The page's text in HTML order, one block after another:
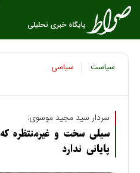
سیاست سیاسی
سردار سید مجید موسوی:
سیلی سخت و غیرمنتظره
پایانی ندارد